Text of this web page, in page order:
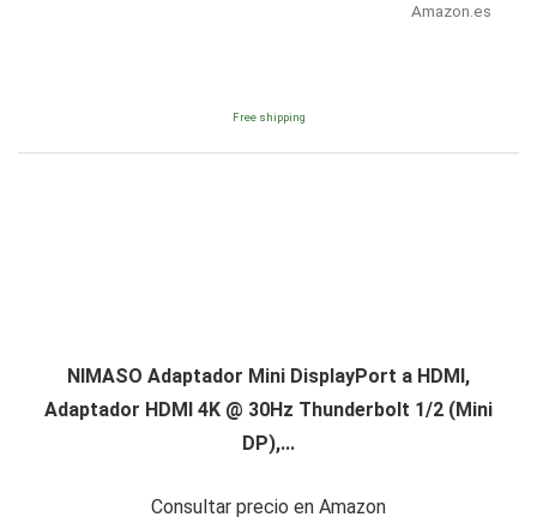
Amazon.es
Free shipping
NIMASO Adaptador Mini DisplayPort a HDMI,
Adaptador HDMI 4K @ 30Hz Thunderbolt 1/2 (Mini
DP),...
Consultar precio en Amazon